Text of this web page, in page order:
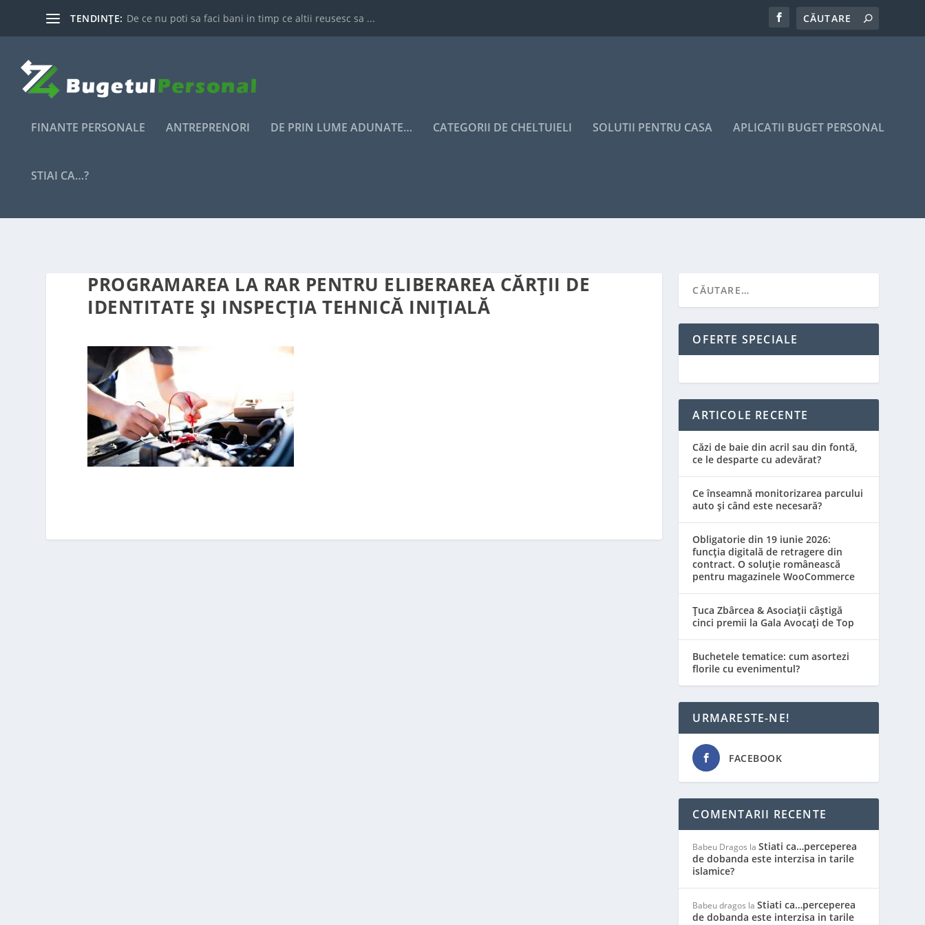
TENDINȚE: De ce nu poti sa faci bani in timp ce altii reusesc sa ...
FINANTE PERSONALE ANTREPRENORI DE PRIN LUME ADUNATE… CATEGORII DE CHELTUIELI SOLUTII PENTRU CASA APLICATII BUGET PERSONAL
STIAI CA…?
PROGRAMAREA LA RAR PENTRU ELIBERAREA CĂRȚII DE
IDENTITATE ȘI INSPECȚIA TEHNICĂ INIȚIALĂ
OFERTE SPECIALE
ARTICOLE RECENTE
Căzi de baie din acril sau din fontă,
ce le desparte cu adevărat?
Ce înseamnă monitorizarea parcului
auto și când este necesară?
Obligatorie din 19 iunie 2026:
funcția digitală de retragere din
contract. O soluție românească
pentru magazinele WooCommerce
Țuca Zbârcea & Asociații câștigă
cinci premii la Gala Avocați de Top
Buchetele tematice: cum asortezi
florile cu evenimentul?
URMARESTE-NE!
FACEBOOK
COMENTARII RECENTE
Babeu Dragos laStiati ca…perceperea
de dobanda este interzisa in tarile
islamice?
Babeu dragos laStiati ca…perceperea
de dobanda este interzisa in tarile